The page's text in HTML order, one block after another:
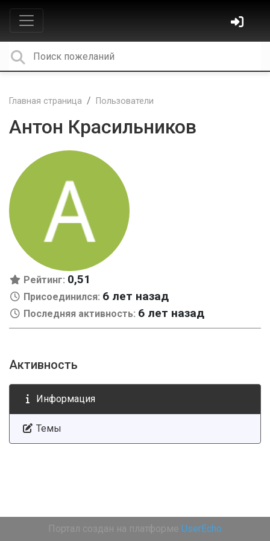
Главная страница Пользователи
Антон Красильников
Рейтинг: 0,51
Присоединился: 6 лет назад
Последняя активность: 6 лет назад
Активность
Информация
Темы
Портал создан на платформе UserEcho